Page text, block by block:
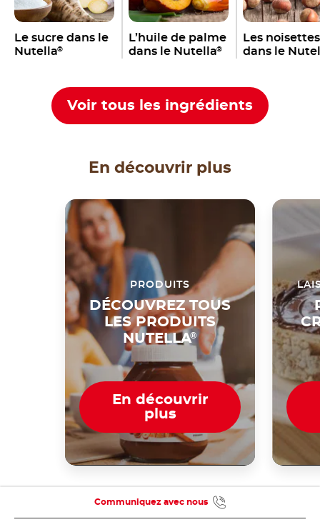
Le sucre dans le
Nutella®
L’huile de palme
dans le Nutella®
Les noisettes
dans le
Voir tous les ingrédients
En découvrir plus
PRODUITS
DÉCOUVREZ TOUS
LES PRODUITS
NUTELLA®
En découvrir
plus
Communiquez avec nous